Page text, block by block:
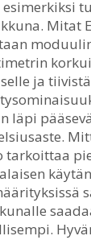
Mitat
ja
läpi